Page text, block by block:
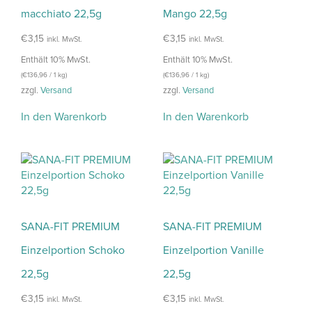
macchiato 22,5g
€3,15 inkl. MwSt.
Enthält 10% MwSt.
(€136,96 / 1 kg)
zzgl. Versand
In den Warenkorb
Mango 22,5g
€3,15 inkl. MwSt.
Enthält 10% MwSt.
(€136,96 / 1 kg)
zzgl. Versand
In den Warenkorb
SANA-FIT PREMIUM
Einzelportion Schoko
22,5g
€3,15 inkl. MwSt.
SANA-FIT PREMIUM
Einzelportion Vanille
22,5g
€3,15 inkl. MwSt.